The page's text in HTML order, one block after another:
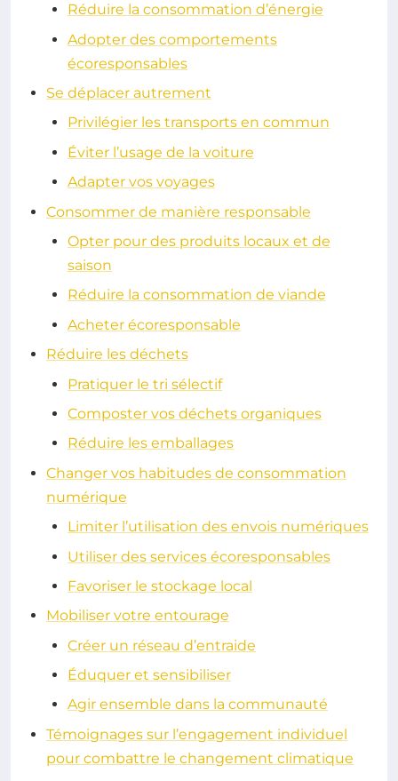
Réduire la consommation d’énergie
Adopter des comportements
écoresponsables
Se déplacer autrement
Privilégier les transports en commun
Éviter l’usage de la voiture
Adapter vos voyages
Consommer de manière responsable
Opter pour des produits locaux et de
saison
Réduire la consommation de viande
Acheter écoresponsable
Réduire les déchets
Pratiquer le tri sélectif
Composter vos déchets organiques
Réduire les emballages
Changer vos habitudes de consommation
numérique
Limiter l’utilisation des envois numériques
Utiliser des services écoresponsables
Favoriser le stockage local
Mobiliser votre entourage
Créer un réseau d’entraide
Éduquer et sensibiliser
Agir ensemble dans la communauté
Témoignages sur l’engagement individuel
pour combattre le changement climatique